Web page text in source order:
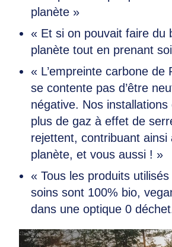
planète »
« Et si on pouvait faire du
planète tout en prenant
« L’empreinte carbone de
se contente pas d’être
négative. Nos
plus de gaz à effet de
rejettent, contribuant ainsi
planète, et vous aussi ! »
« Tous les produits
soins sont 100% bio,
dans une optique 0